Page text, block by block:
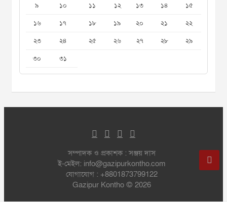
৯
১০ ১১ ১২ ১৩ ১৪
১৫
১৬
১৭ ১৮ ১৯ ২০ ২১
২২
২৩
২৪ ২৫ ২৬ ২৭ ২৮
২৯
৩০
৩১
সম্পাদক ও প্রকাশক : সঞ্জয় দাস
ই-মেইল: info@gazipurkontho.com
যোগাযোগ : +8801873799122
Gazipur Kontho © 2026